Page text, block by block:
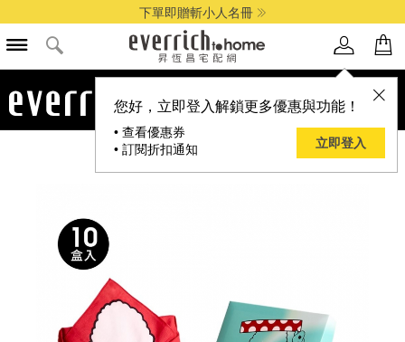
下單即贈斬小人名冊
您好，立即登入解鎖更多優惠與功能！
• 查看優惠券
• 訂閱折扣通知
立即登入
品牌選單